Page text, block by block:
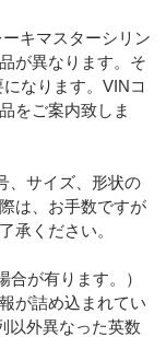
キマスターシリン
が異なります。そ
なります。VINコ
をご案内致しま
、サイズ、形状の
は、お手数ですが
承ください。
が有ります。）
が詰め込まれてい
以外異なった英数